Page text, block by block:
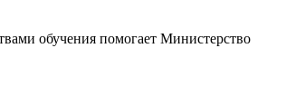
обучения помогает Министерство